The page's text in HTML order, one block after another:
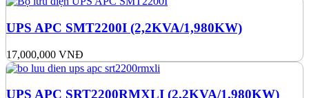
UPS APC SMT2200I (2,2KVA/1,980KW)
17,000,000 VNĐ
UPS APC SRT2200RMXLI (2,2KVA/1,980KW)